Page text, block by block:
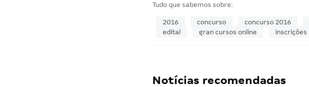
Tudo que sabemos sobre:
2016 concurso concurso 2016
edital
gran cursos online inscrições
Notícias recomendadas